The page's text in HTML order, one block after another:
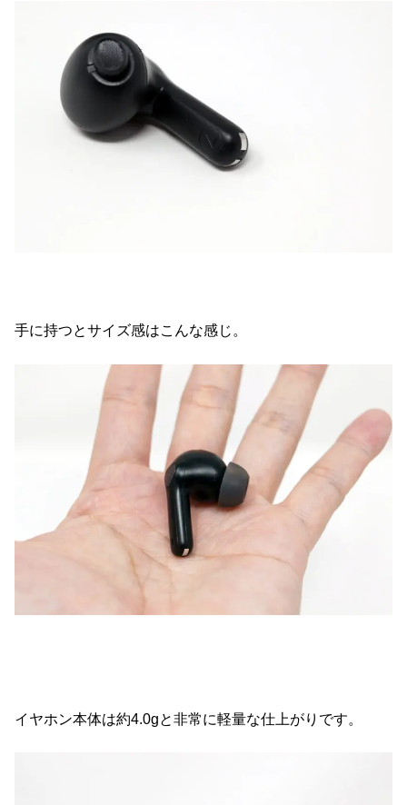
手に持つとサイズ感はこんな感じ。
イヤホン本体は約4.0gと非常に軽量な仕上がりです。